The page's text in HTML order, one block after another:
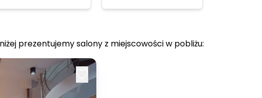
prezentujemy salony z miejscowości w pobliżu: